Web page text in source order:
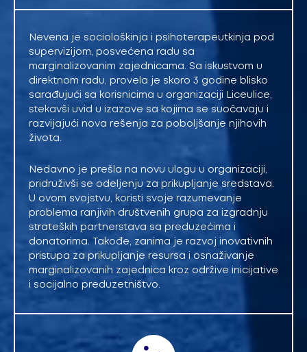
Nevena je sociološkinja i psihoterapeutkinja pod
supervizijom, posvećena radu sa
marginalizovanim zajednicama. Sa iskustvom u
direktnom radu, provela je skoro 3 godine blisko
sarađujući sa korisnicima u organizaciji Liceulice,
stekavši uvid u izazove sa kojima se suočavaju i
razvijajući nova rešenja za poboljšanje njihovih
života.
Nedavno je prešla na novu ulogu u organizaciji,
pridruživši se odeljenju za prikupljanje sredstava.
U ovom svojstvu, koristi svoje razumevanje
problema ranjivih društvenih grupa za izgradnju
strateških partnerstava sa preduzećima i
donatorima. Takođe, zanima je razvoj inovativnih
pristupa za prikupljanje resursa i osnaživanje
marginalizovanih zajednica kroz održive inicijative
i socijalno preduzetništvo.